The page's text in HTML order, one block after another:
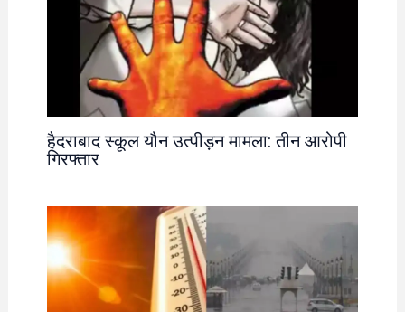
हैदराबाद स्कूल यौन उत्पीड़न मामला: तीन आरोपी
गिरफ्तार